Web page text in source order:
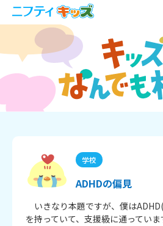
学校
ADHDの偏見
いきなり本題ですが、僕は
を持っていて、支援級に通っていま